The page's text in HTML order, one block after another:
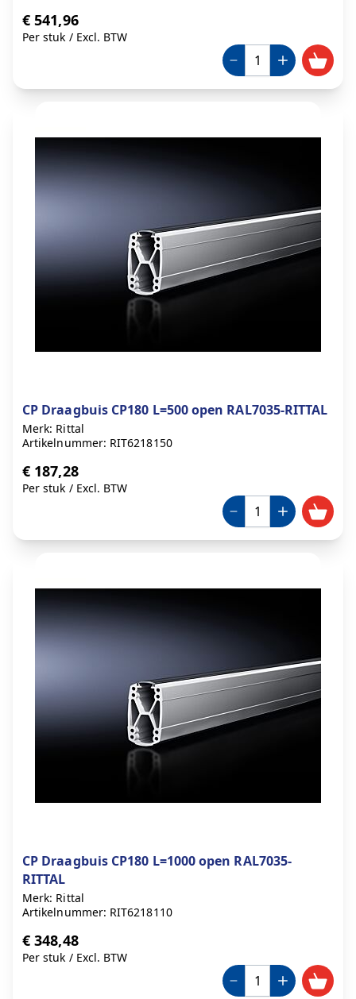
€ 541,96
Per stuk / Excl. BTW
CP Draagbuis CP180 L=500 open RAL7035-RITTAL
Merk: Rittal
Artikelnummer: RIT6218150
€ 187,28
Per stuk / Excl. BTW
CP Draagbuis CP180 L=1000 open RAL7035-
RITTAL
Merk: Rittal
Artikelnummer: RIT6218110
€ 348,48
Per stuk / Excl. BTW